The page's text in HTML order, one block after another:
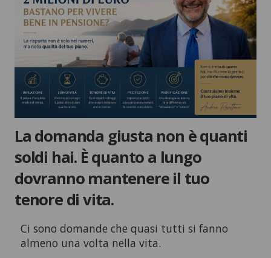
La domanda giusta non è quanti
soldi hai. È quanto a lungo
dovranno mantenere il tuo
tenore di vita.
Ci sono domande che quasi tutti si fanno
almeno una volta nella vita.